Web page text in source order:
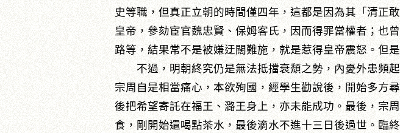
史等職，但真正立朝的時間僅四年，這都是因為其「清正
皇帝，參劾宦官魏忠賢、保姆客氏，因而得罪當權者；也
路等，結果常不是被嫌迂闊難施，就是惹得皇帝震怒。但
不過，明朝終究仍是無法抵擋衰頹之勢，內憂外患頻起
宗周自是相當痛心，本欲殉國，經學生勸說後，開始多方
後把希望寄託在福王、潞王身上，亦未能成功。最後，宗
食，剛開始還喝點茶水，最後滴水不進十三日後過世。臨